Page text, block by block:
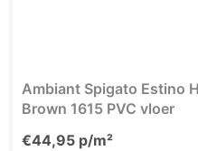
Ambiant Spigato Estino
Brown 1615 PVC vloer
€44,95 p/m²